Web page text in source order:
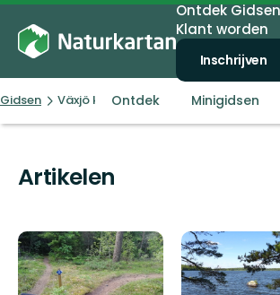
Ontdek
Klant worden
Inschrijven
Gidsen Växjö kommun
Ontdek Minigidsen
Artikelen